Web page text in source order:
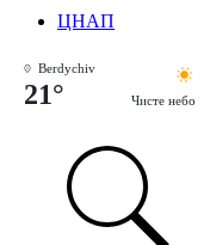
ЦНАП
Berdychiv
21° Чисте небо